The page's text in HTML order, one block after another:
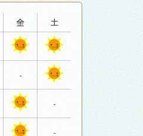
金 土
-
-
-